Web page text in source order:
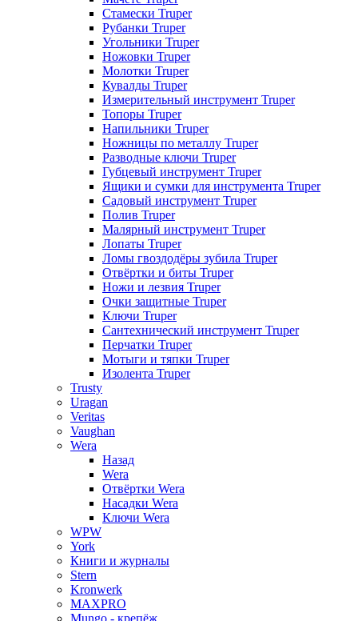
Стамески Truper
Рубанки Truper
Угольники Truper
Ножовки Truper
Молотки Truper
Кувалды Truper
Измерительный инструмент Truper
Топоры Truper
Напильники Truper
Ножницы по металлу Truper
Разводные ключи Truper
Губцевый инструмент Truper
Ящики и сумки для инструмента Truper
Садовый инструмент Truper
Полив Truper
Малярный инструмент Truper
Лопаты Truper
Ломы гвоздодёры зубила Truper
Отвёртки и биты Truper
Ножи и лезвия Truper
Очки защитные Truper
Ключи Truper
Сантехнический инструмент Truper
Перчатки Truper
Мотыги и тяпки Truper
Изолента Truper
Trusty
Uragan
Veritas
Vaughan
Wera
Назад
Wera
Отвёртки Wera
Насадки Wera
Ключи Wera
WPW
York
Книги и журналы
Stern
Kronwerk
MAXPRO
Mungo - крепёж